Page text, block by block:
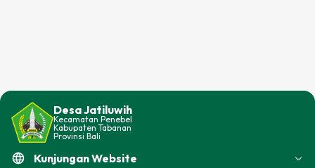
Desa Jatiluwih
Kecamatan Penebel
Kabupaten Tabanan
Provinsi Bali
Kunjungan Website
Kurangi Tinggi Teks
Balik Warna